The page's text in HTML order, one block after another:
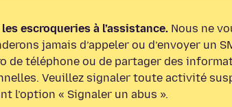
escroqueries à l’assistance. Nous ne
jamais d’appeler ou d’envoyer un
de téléphone ou de partager des
Veuillez signaler toute activité
l’option « Signaler un abus ».